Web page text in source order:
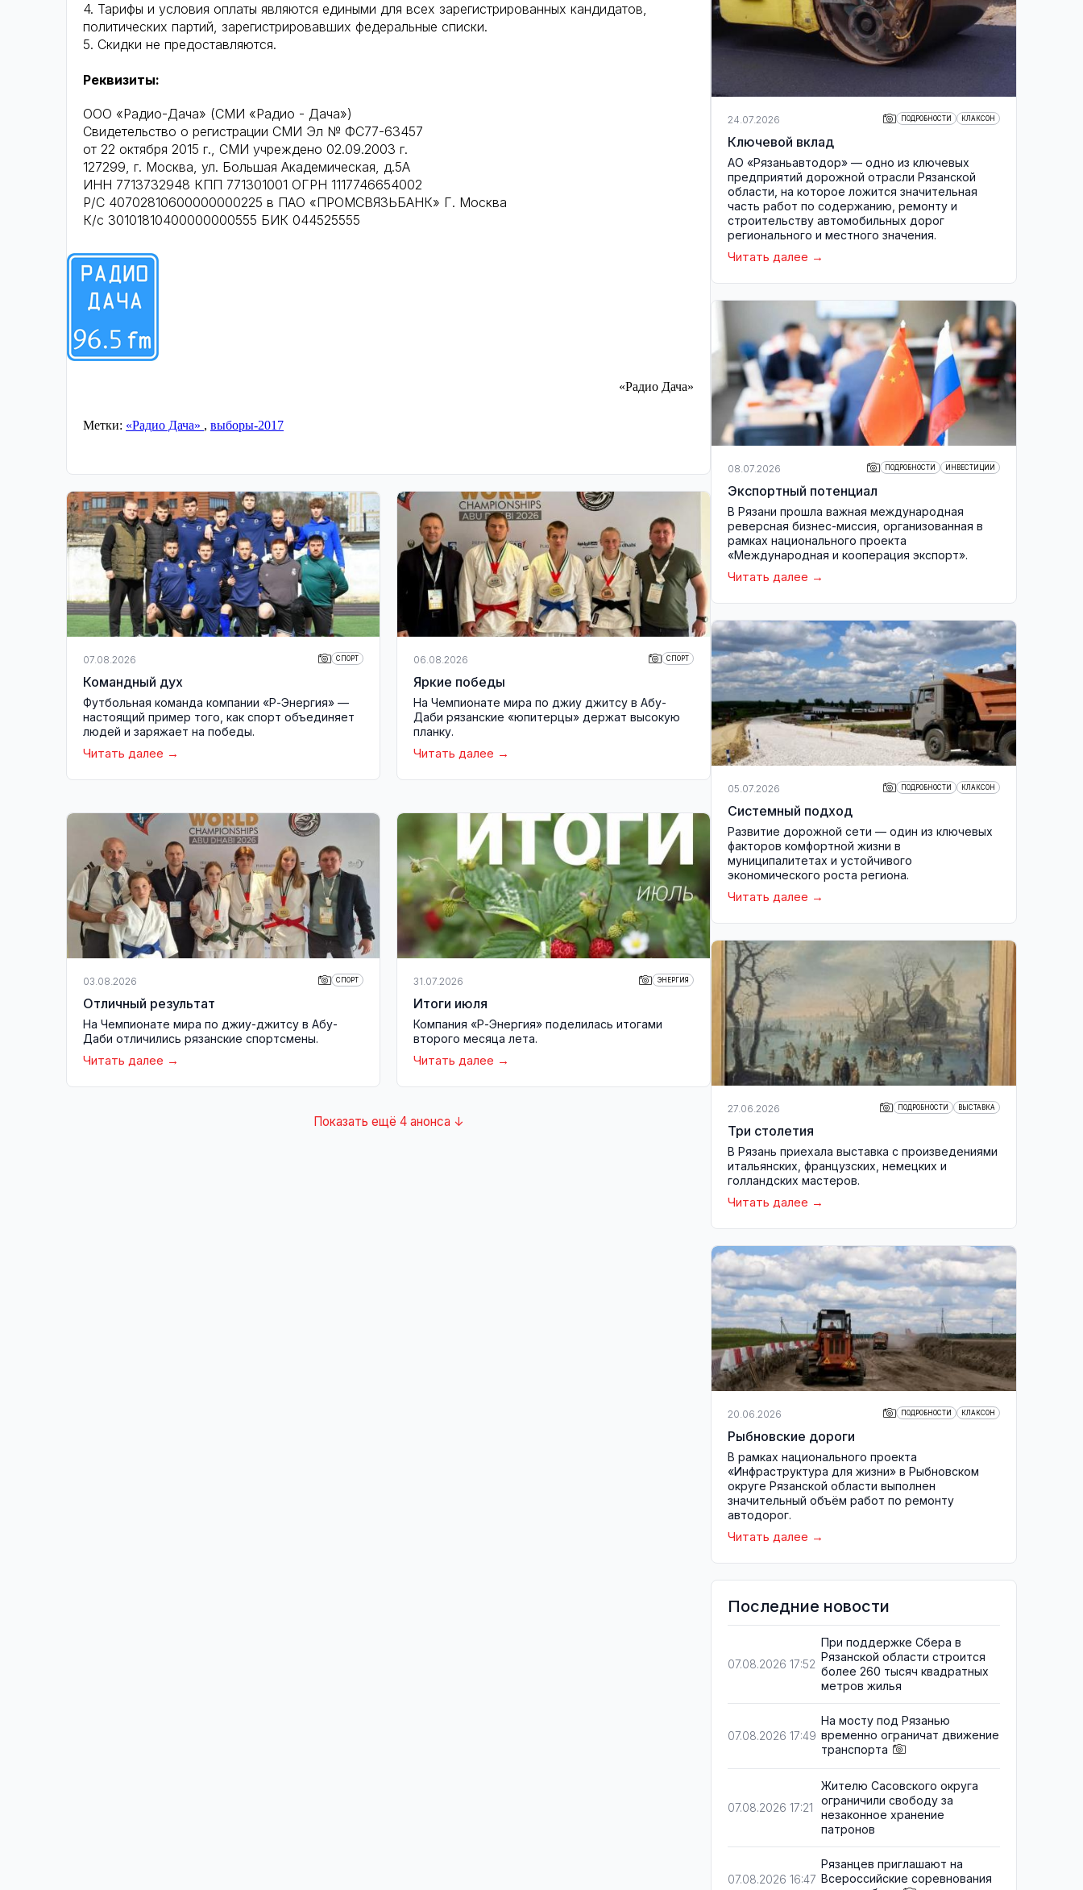
4. Тарифы и условия оплаты являются едиными для всех зарегистрированных кандидатов,
политических партий, зарегистрировавших федеральные списки.
5. Скидки не предоставляются.
Реквизиты:
ООО «Радио-Дача» (СМИ «Радио - Дача»)
Свидетельство о регистрации СМИ Эл № ФС77-63457
от 22 октября 2015 г., СМИ учреждено 02.09.2003 г.
127299, г. Москва, ул. Большая Академическая, д.5А
ИНН 7713732948 КПП 771301001 ОГРН 1117746654002
Р/С 40702810600000000225 в ПАО «ПРОМСВЯЗЬБАНК» Г. Москва
К/с 30101810400000000555 БИК 044525555
«Радио Дача»
Метки: «Радио Дача» , выборы-2017
07.08.2026 СПОРТ
Командный дух
Футбольная команда компании «Р-Энергия» —
настоящий пример того, как спорт объединяет
людей и заряжает на победы.
Читать далее
06.08.2026 СПОРТ
Яркие победы
На Чемпионате мира по джиу джитсу в Абу-
Даби рязанские «юпитерцы» держат высокую
планку.
Читать далее
03.08.2026 СПОРТ
Отличный результат
На Чемпионате мира по джиу-джитсу в Абу-
Даби отличились рязанские спортсмены.
Читать далее
31.07.2026 ЭНЕРГИЯ
Итоги июля
Компания «Р-Энергия» поделилась итогами
второго месяца лета.
Читать далее
Показать ещё 4 анонса ↓
24.07.2026 ПОДРОБНОСТИ КЛАКСОН
Ключевой вклад
АО «Рязаньавтодор» — одно из ключевых
предприятий дорожной отрасли Рязанской
области, на которое ложится значительная
часть работ по содержанию, ремонту и
строительству автомобильных дорог
регионального и местного значения.
Читать далее
08.07.2026 ПОДРОБНОСТИ ИНВЕСТИЦИИ
Экспортный потенциал
В Рязани прошла важная международная
реверсная бизнес-миссия, организованная в
рамках национального проекта
«Международная и кооперация экспорт».
Читать далее
05.07.2026 ПОДРОБНОСТИ КЛАКСОН
Системный подход
Развитие дорожной сети — один из ключевых
факторов комфортной жизни в
муниципалитетах и устойчивого
экономического роста региона.
Читать далее
27.06.2026 ПОДРОБНОСТИ ВЫСТАВКА
Три столетия
В Рязань приехала выставка с произведениями
итальянских, французских, немецких и
голландских мастеров.
Читать далее
20.06.2026 ПОДРОБНОСТИ КЛАКСОН
Рыбновские дороги
В рамках национального проекта
«Инфраструктура для жизни» в Рыбновском
округе Рязанской области выполнен
значительный объём работ по ремонту
автодорог.
Читать далее
Последние новости
07.08.2026 17:52
При поддержке Сбера в
Рязанской области строится
более 260 тысяч квадратных
метров жилья
07.08.2026 17:49
На мосту под Рязанью
временно ограничат движение
транспорта
07.08.2026 17:21
Жителю Сасовского округа
ограничили свободу за
незаконное хранение
патронов
07.08.2026 16:47
Рязанцев приглашают на
Всероссийские соревнования